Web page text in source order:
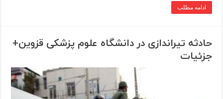
ادامه مطلب
حادثه تیراندازی در دانشگاه علوم پزشکی قزوین+
جزئیات